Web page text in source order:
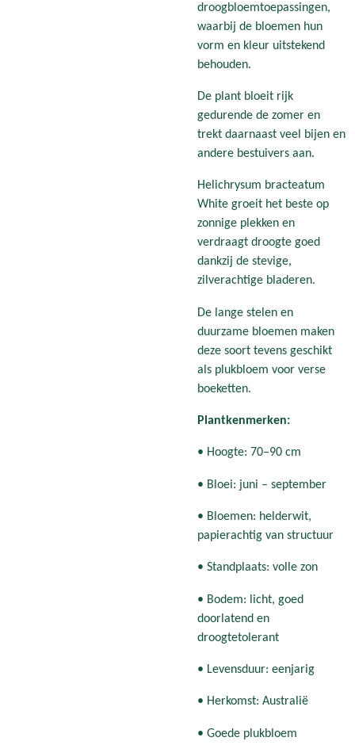
droogbloemtoepassingen,
waarbij de bloemen hun
vorm en kleur uitstekend
behouden.
De plant bloeit rijk
gedurende de zomer en
trekt daarnaast veel bijen en
andere bestuivers aan.
Helichrysum bracteatum
White groeit het beste op
zonnige plekken en
verdraagt droogte goed
dankzij de stevige,
zilverachtige bladeren.
De lange stelen en
duurzame bloemen maken
deze soort tevens geschikt
als plukbloem voor verse
boeketten.
Plantkenmerken:
• Hoogte: 70–90 cm
• Bloei: juni – september
• Bloemen: helderwit,
papierachtig van structuur
• Standplaats: volle zon
• Bodem: licht, goed
doorlatend en
droogtetolerant
• Levensduur: eenjarig
• Herkomst: Australië
• Goede plukbloem